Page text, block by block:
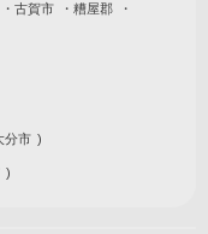
古賀市
糟屋郡
分市